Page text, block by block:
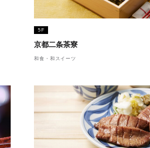
5F
京都二条茶寮
和食・和スイーツ